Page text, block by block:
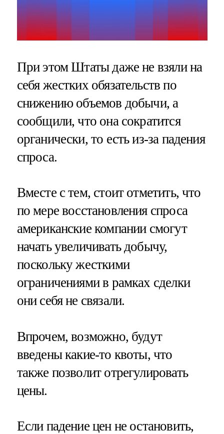
При этом Штаты даже не взяли на
себя жестких обязательств по
снижению объемов добычи, а
сообщили, что она сократится
органически, то есть из-за падения
спроса.
Вместе с тем, стоит отметить, что
по мере восстановления спроса
американские компании смогут
начать увеличивать добычу,
поскольку жесткими
ограничениями в рамках сделки
они себя не связали.
Впрочем, возможно, будут
введены какие-то квоты, что
также позволит отрегулировать
цены.
Если падение цен не остановить,